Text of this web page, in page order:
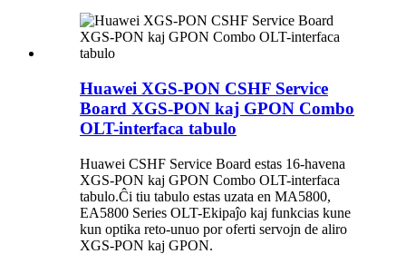
Huawei XGS-PON CSHF Service
Board XGS-PON kaj GPON Combo
OLT-interfaca tabulo
Huawei CSHF Service Board estas 16-havena
XGS-PON kaj GPON Combo OLT-interfaca
tabulo.Ĉi tiu tabulo estas uzata en MA5800,
EA5800 Series OLT-Ekipaĵo kaj funkcias kune
kun optika reto-unuo por oferti servojn de aliro
XGS-PON kaj GPON.